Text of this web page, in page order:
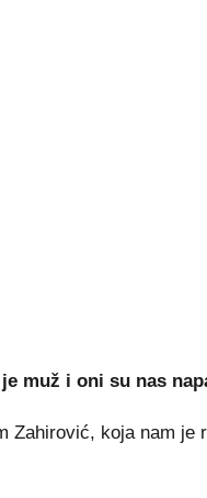
muž i oni su nas
Zahirović, koja nam je